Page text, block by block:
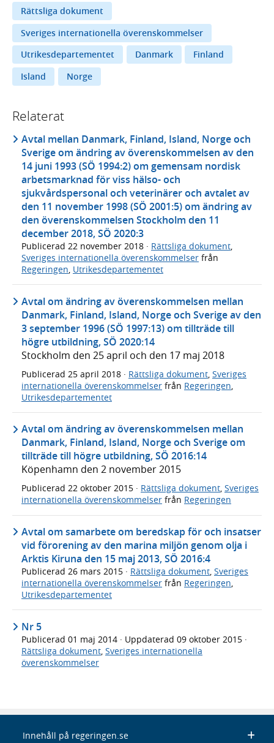
Rättsliga dokument
Sveriges internationella överenskommelser
Utrikesdepartementet
Danmark
Finland
Island
Norge
Relaterat
Avtal mellan Danmark, Finland, Island, Norge och
Sverige om ändring av överenskommelsen av den
14 juni 1993 (SÖ 1994:2) om gemensam nordisk
arbetsmarknad för viss hälso- och
sjukvårdspersonal och veterinärer och avtalet av
den 11 november 1998 (SÖ 2001:5) om ändring av
den överenskommelsen Stockholm den 11
december 2018, SÖ 2020:3
Publicerad 22 november 2018 · Rättsliga dokument,
Sveriges internationella överenskommelser från
Regeringen, Utrikesdepartementet
Avtal om ändring av överenskommelsen mellan
Danmark, Finland, Island, Norge och Sverige av den
3 september 1996 (SÖ 1997:13) om tillträde till
högre utbildning, SÖ 2020:14
Stockholm den 25 april och den 17 maj 2018
Publicerad 25 april 2018 · Rättsliga dokument Sveriges
internationella överenskommelser från Regeringen
Utrikesdepartementet
Avtal om ändring av överenskommelsen mellan
Danmark, Finland, Island, Norge och Sverige om
tillträde till högre utbildning, SÖ 2016:14
Köpenhamn den 2 november 2015
Publicerad 22 oktober 2015 · Rättsliga dokument, Sveriges
internationella överenskommelser från Regeringen
Avtal om samarbete om beredskap för och insatser
vid förorening av den marina miljön genom olja i
Arktis Kiruna den 15 maj 2013, SÖ 2016:4
Publicerad 26 mars 2015 · Rättsliga dokument, Sveriges
internationella överenskommelser från Regeringen,
Utrikesdepartementet
Nr 5
Publicerad 01 maj 2014 · Uppdaterad 09 oktober 2015 ·
Rättsliga dokument Sveriges internationella
överenskommelser
Innehåll på regeringen.se